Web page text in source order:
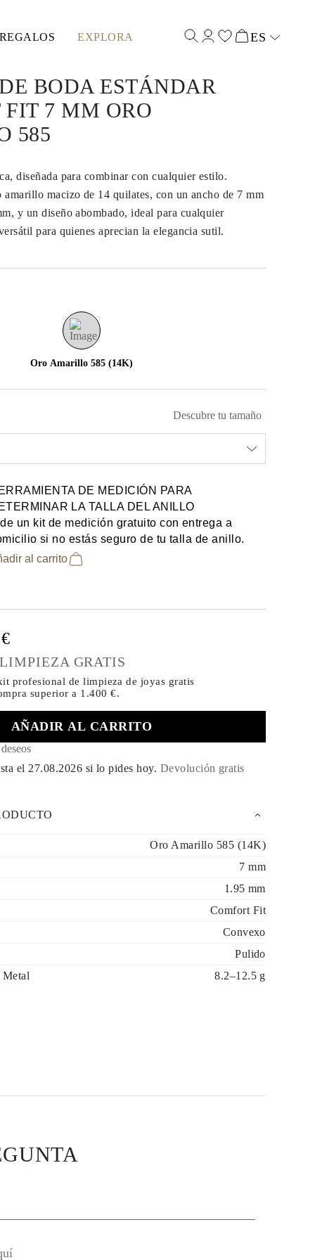
EXPLORA ES
BODA ESTÁNDAR
FIT 7 MM ORO
585
diseñada para combinar con cualquier estilo.
amarillo macizo de 14 quilates, con un ancho de 7 mm
y un diseño abombado, ideal para cualquier
para quienes aprecian la elegancia sutil.
Oro Amarillo 585 (14K)
Descubre tu tamaño
DE MEDICIÓN PARA
LA TALLA DEL ANILLO
un kit de medición gratuito con entrega a
si no estás seguro de tu talla de anillo.
al carrito
GRATIS
profesional de limpieza de joyas gratis
superior a 1.400 €.
AÑADIR AL CARRITO
el 27.08.2026 si lo pides hoy. Devolución gratis
Oro Amarillo 585 (14K)
7 mm
1.95 mm
Comfort Fit
Convexo
Pulido
Metal
8.2–12.5 g